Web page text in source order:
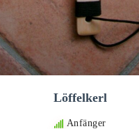
Löffelkerl
Anfänger